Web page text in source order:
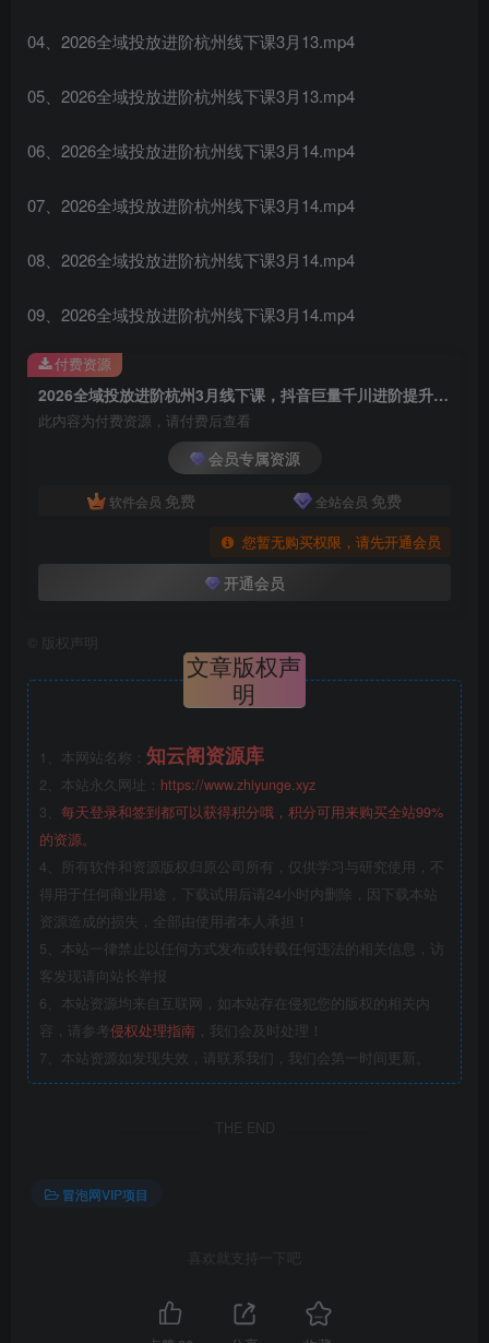
04、2026全域投放进阶杭州线下课3月13.mp4
05、2026全域投放进阶杭州线下课3月13.mp4
06、2026全域投放进阶杭州线下课3月14.mp4
07、2026全域投放进阶杭州线下课3月14.mp4
08、2026全域投放进阶杭州线下课3月14.mp4
09、2026全域投放进阶杭州线下课3月14.mp4
2026全域投放进阶杭州3月线下课，抖音巨量千川进阶提升，撬动自然流量、连爆短视频、提升ROI
此内容为付费资源，请付费后查看
会员专属资源
软件会员 免费 全站会员 免费
您暂无购买权限，请先开通会员
开通会员
付费资源
版权声明
文章版权声
明
1、本网站名称： 知云阁资源库
2、本站永久网址： https://www.zhiyunge.xyz
3、 每天登录和签到都可以获得积分哦，积分可用来购买全站99%
的资源。
4、所有软件和资源版权归原公司所有，仅供学习与研究使用，不
得用于任何商业用途，下载试用后请24小时内删除，因下载本站
资源造成的损失，全部由使用者本人承担！
5、本站一律禁止以任何方式发布或转载任何违法的相关信息，访
客发现请向站长举报
6、本站资源均来自互联网，如本站存在侵犯您的版权的相关内
容，请参考侵权处理指南 ，我们会及时处理！
7、本站资源如发现失效，请联系我们，我们会第一时间更新。
THE END
冒泡网VIP项目
喜欢就支持一下吧